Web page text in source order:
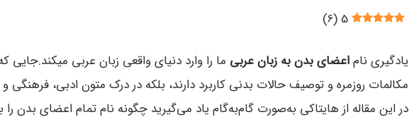
5
(
6
)
یادگیری ناماعضای بدن به زبان عربی ما را وارد دنیای واقعی زبان عربی
مکالمات روزمره و توصیف حالات بدنی کاربرد دارند، بلکه در درک متون ادبی،
در این مقاله از هایتاکی به‌صورت گام‌به‌گام یاد می‌گیرید چگونه نام تمام اعضای بدن